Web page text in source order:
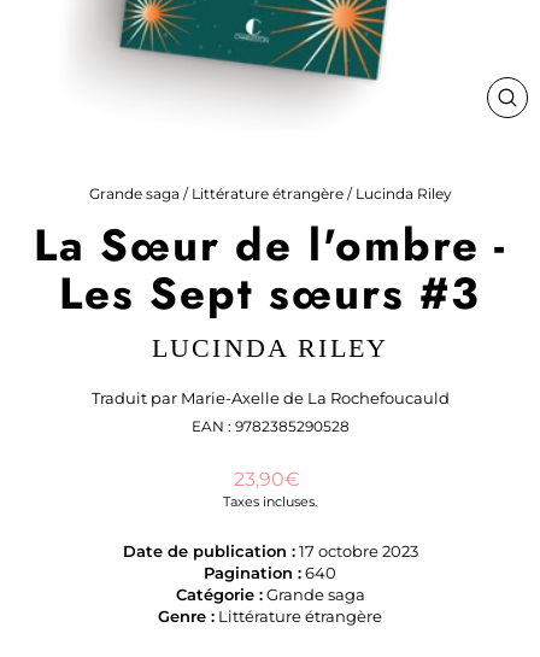
Grande saga / Littérature étrangère / Lucinda Riley
La Sœur de l'ombre -
Les Sept sœurs #3
LUCINDA RILEY
Traduit par Marie-Axelle de La Rochefoucauld
EAN : 9782385290528
Prix
régulier
23,90€
Taxes incluses.
Date de publication :17 octobre 2023
Pagination : 640
Catégorie : Grande saga
Genre : Littérature étrangère